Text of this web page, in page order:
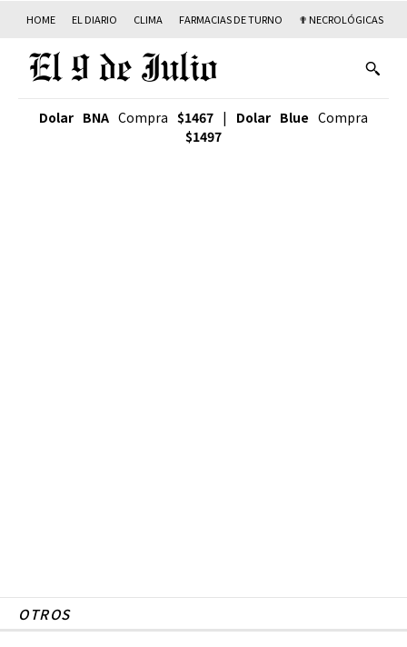
HOME EL DIARIO CLIMA FARMACIAS DE TURNO ✟ NECROLÓGICAS
Dolar BNA Compra $1467 | Dolar Blue Compra
$1497
OTROS